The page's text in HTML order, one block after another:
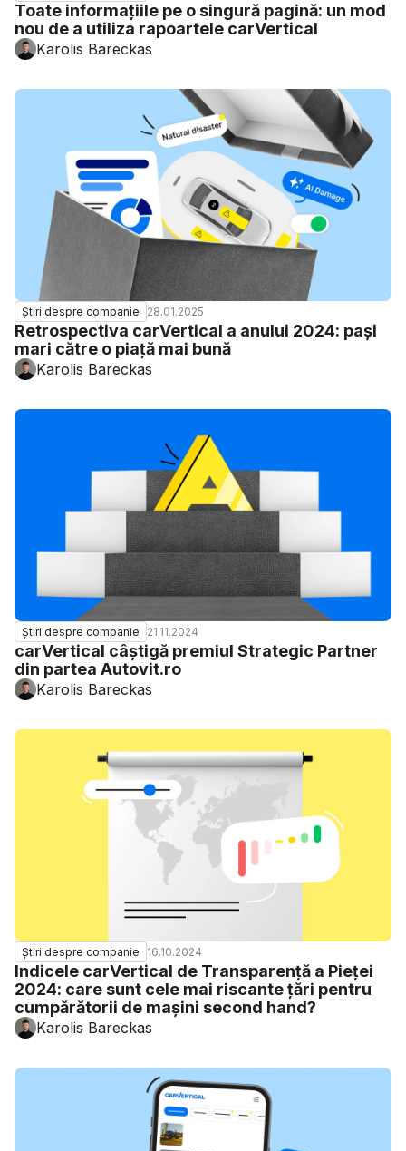
Toate informațiile pe o singură pagină: un mod
nou de a utiliza rapoartele carVertical
Karolis Bareckas
Știri despre companie 28.01.2025
Retrospectiva carVertical a anului 2024: pași
mari către o piață mai bună
Karolis Bareckas
Știri despre companie 21.11.2024
carVertical câștigă premiul Strategic Partner
din partea Autovit.ro
Karolis Bareckas
Știri despre companie 16.10.2024
Indicele carVertical de Transparență a Pieței
2024: care sunt cele mai riscante țări pentru
cumpărătorii de mașini second hand?
Karolis Bareckas